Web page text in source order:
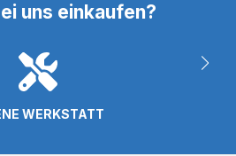
uns einkaufen?
WERKSTATT